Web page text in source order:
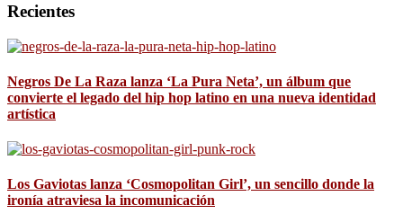
Recientes
Negros De La Raza lanza ‘La Pura Neta’, un álbum que
convierte el legado del hip hop latino en una nueva identidad
artística
Los Gaviotas lanza ‘Cosmopolitan Girl’, un sencillo donde la
ironía atraviesa la incomunicación